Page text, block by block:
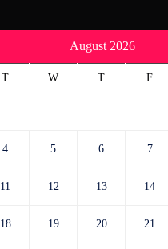
August 2026
T W T F
4 5 6 7
11 12 13 14
18 19 20 21